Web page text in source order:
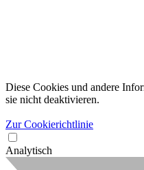
Diese Cookies und andere
sie nicht deaktivieren.
Zur Cookierichtlinie
Analytisch